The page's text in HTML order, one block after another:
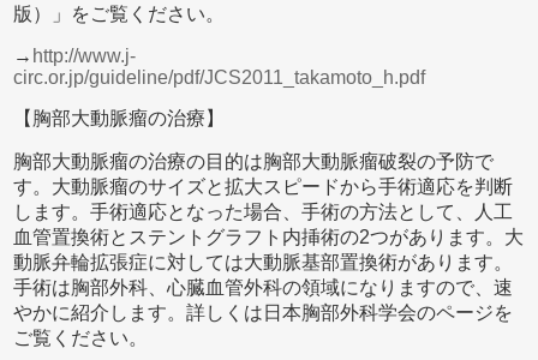
版）」をご覧ください。
→ http://www.j-
circ.or.jp/guideline/pdf/JCS2011_takamoto_h.pdf
【胸部大動脈瘤の治療】
胸部大動脈瘤の治療の目的は胸部大動脈瘤破裂の予防で
す。大動脈瘤のサイズと拡大スピードから手術適応を判断
します。手術適応となった場合、手術の方法として、人工
血管置換術とステントグラフト内挿術の2つがあります。大
動脈弁輪拡張症に対しては大動脈基部置換術があります。
手術は胸部外科、心臓血管外科の領域になりますので、速
やかに紹介します。詳しくは日本胸部外科学会のページを
ご覧ください。